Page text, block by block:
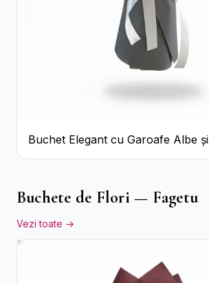
Buchet Elegant cu Garoafe Albe și
Eucalipt
Buchete de Flori — Fagetu
Vezi toate →